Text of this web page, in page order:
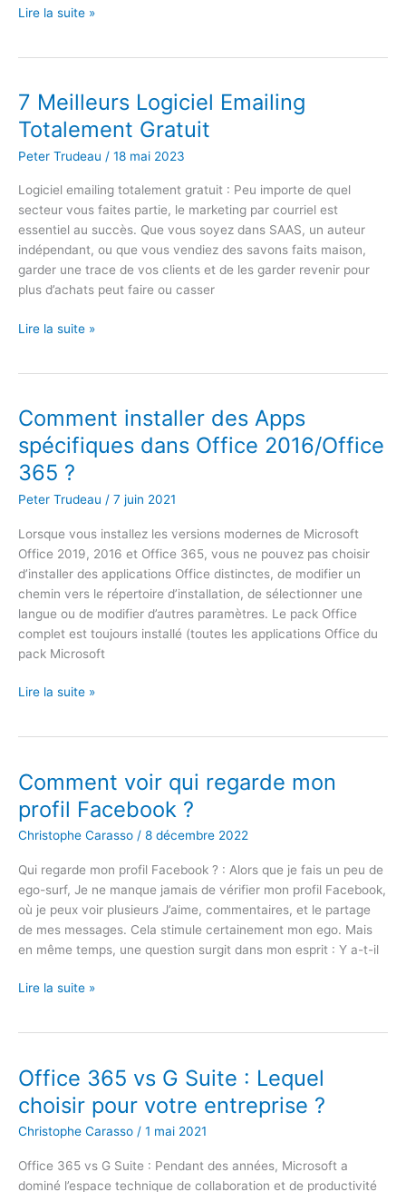
Super
vidéo
que
vous
devez
Lire la suite »
7 Meilleurs Logiciel Emailing
Totalement Gratuit
Peter Trudeau / 18 mai 2023
Logiciel emailing totalement gratuit : Peu importe de quel
secteur vous faites partie, le marketing par courriel est
essentiel au succès. Que vous soyez dans SAAS, un auteur
indépendant, ou que vous vendiez des savons faits maison,
garder une trace de vos clients et de les garder revenir pour
plus d’achats peut faire ou casser
7
Totalement
Gratuit
Lire la suite »
Comment installer des Apps
spécifiques dans Office 2016/Office
365 ?
Peter Trudeau / 7 juin 2021
Lorsque vous installez les versions modernes de Microsoft
Office 2019, 2016 et Office 365, vous ne pouvez pas choisir
d’installer des applications Office distinctes, de modifier un
chemin vers le répertoire d’installation, de sélectionner une
langue ou de modifier d’autres paramètres. Le pack Office
complet est toujours installé (toutes les applications Office du
pack Microsoft
Comment
spécifiques
dans
Office
2016/Office
?
Lire la suite »
Comment voir qui regarde mon
profil Facebook ?
Christophe Carasso / 8 décembre 2022
Qui regarde mon profil Facebook ? : Alors que je fais un peu de
ego-surf, Je ne manque jamais de vérifier mon profil Facebook,
où je peux voir plusieurs J’aime, commentaires, et le partage
de mes messages. Cela stimule certainement mon ego. Mais
en même temps, une question surgit dans mon esprit : Y a-t-il
Comment
mon
profil
Facebook
?
Lire la suite »
Office 365 vs G Suite : Lequel
choisir pour votre entreprise ?
Christophe Carasso / 1 mai 2021
Office 365 vs G Suite : Pendant des années, Microsoft a
dominé l’espace technique de collaboration et de productivité